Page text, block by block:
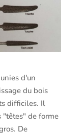
d'un
du bois
difficiles. Il
de forme
De